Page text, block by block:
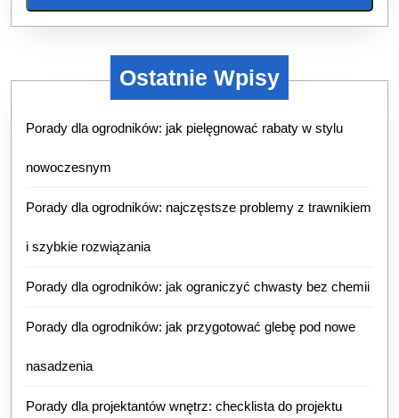
Ostatnie Wpisy
Porady dla ogrodników: jak pielęgnować rabaty w stylu
nowoczesnym
Porady dla ogrodników: najczęstsze problemy z trawnikiem
i szybkie rozwiązania
Porady dla ogrodników: jak ograniczyć chwasty bez chemii
Porady dla ogrodników: jak przygotować glebę pod nowe
nasadzenia
Porady dla projektantów wnętrz: checklista do projektu